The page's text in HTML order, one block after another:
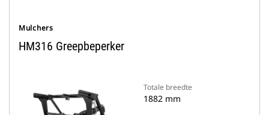
Mulchers
HM316 Greepbeperker
Totale breedte
1882 mm